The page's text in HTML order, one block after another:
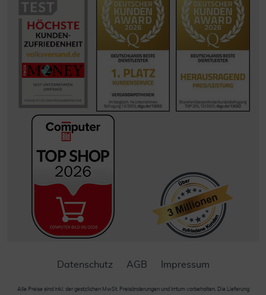
Datenschutz AGB Impressum
Alle Preise sind inkl. der gestzlichen MwSt. Preisänderungen und Irrtum vorbehalten. Die Lieferung